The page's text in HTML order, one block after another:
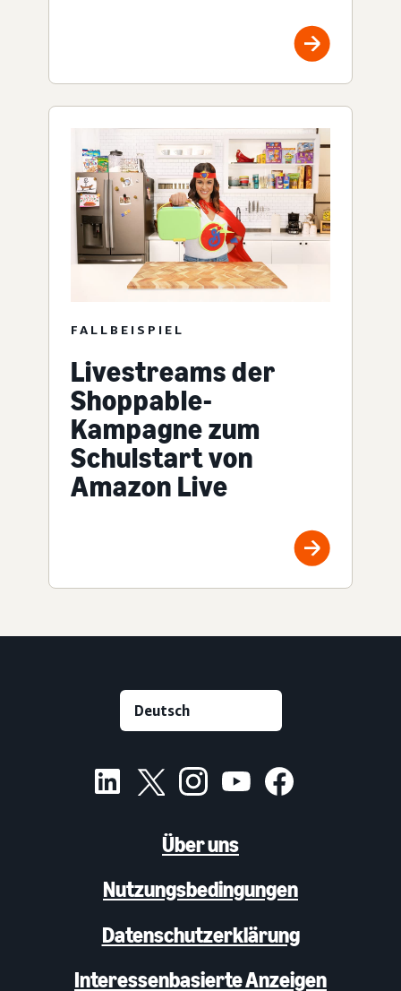
FALLBEISPIEL
Livestreams der
Shoppable-
Kampagne zum
Schulstart von
Amazon Live
Über uns
Nutzungsbedingungen
Datenschutzerklärung
Interessenbasierte Anzeigen